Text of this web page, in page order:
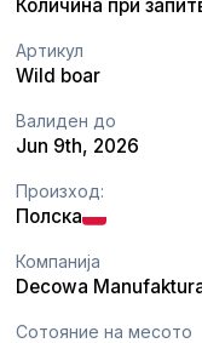
Количина при
Артикул
Wild boar
Валиден до
Jun 9th, 2026
Произход:
Полска
Компанија
Decowa
Сотояние на месото